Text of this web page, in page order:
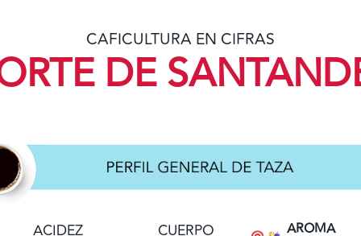
CAFICULTURA EN CIFRAS
DE
ACIDEZ CUERPO AROMA